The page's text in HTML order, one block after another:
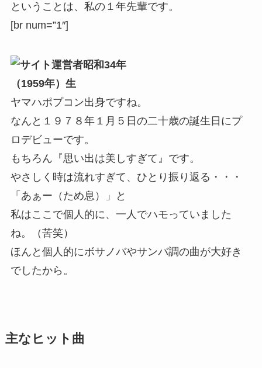
ということは、私の１年先輩です。
[br num=”1″]
昭和34年
（1959年）生
ヤマハポプコン出身ですね。
なんと１９７８年１月５日の二十歳の誕生日にプ
ロデビューです。
もちろん『思い出は美しすぎて』です。
やさしく時は流れすぎて、ひとり振り返る・・・
「あぁー（ため息）」と
私はここで個人的に、一人でハモっていました
ね。（苦笑）
ほんと個人的にボサノバやサンバ調の曲が大好き
でしたから。
主なヒット曲